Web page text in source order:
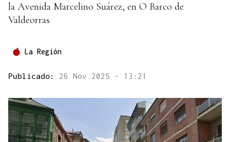
la Avenida Marcelino Suárez, en O Barco de
Valdeorras
La Región
Publicado: 26 Nov 2025 - 13:21